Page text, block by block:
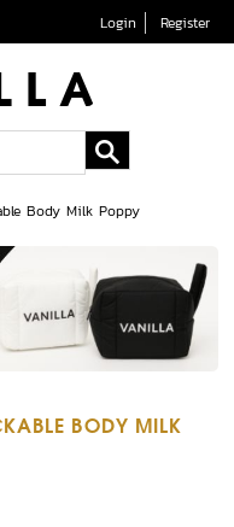
Login Register
Body Milk Poppy
BODY MILK